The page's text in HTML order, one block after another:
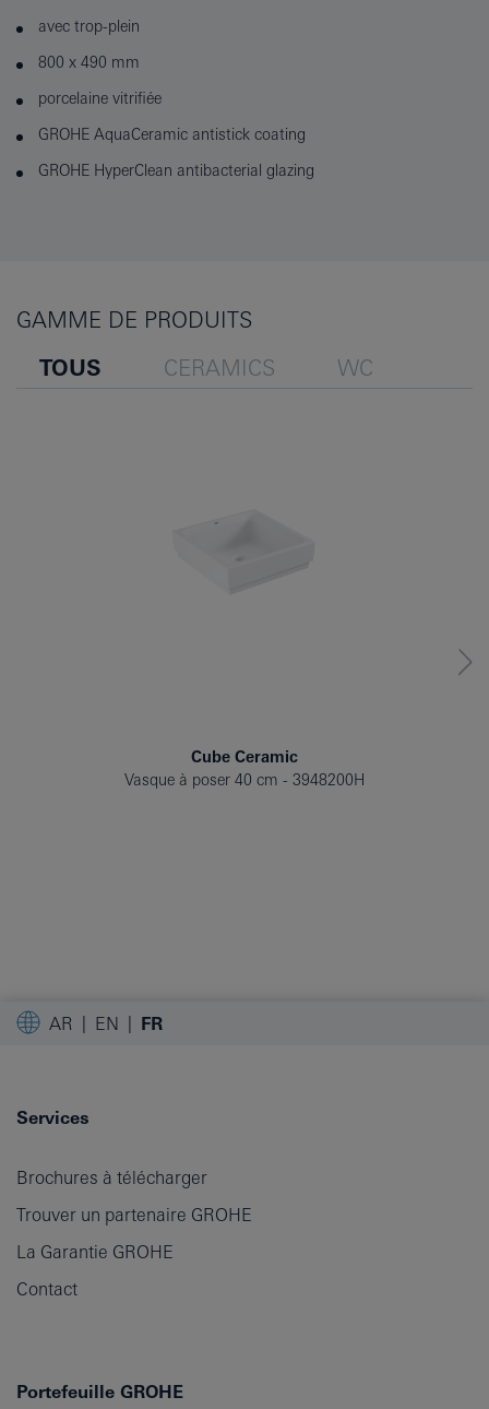
avec trop-plein
800 x 490 mm
porcelaine vitrifiée
GROHE AquaCeramic antistick coating
GROHE HyperClean antibacterial glazing
GAMME DE PRODUITS
TOUS CERAMICS WC
Cube Ceramic
Vasque à poser 40 cm
3948200H
AR EN FR
Services
Brochures à télécharger
Trouver un partenaire GROHE
La Garantie GROHE
Contact
Portefeuille GROHE